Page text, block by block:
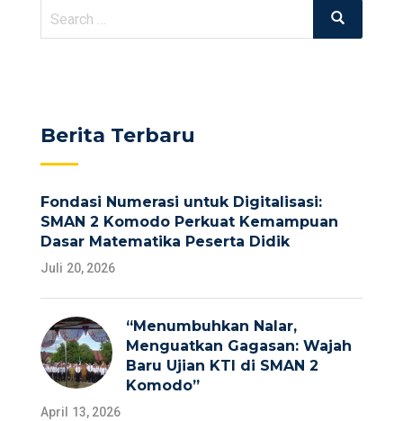
Search
Search
Berita Terbaru
Fondasi Numerasi untuk Digitalisasi:
SMAN 2 Komodo Perkuat Kemampuan
Dasar Matematika Peserta Didik
Juli 20, 2026
“Menumbuhkan Nalar,
Menguatkan Gagasan: Wajah
Baru Ujian KTI di SMAN 2
Komodo”
April 13, 2026